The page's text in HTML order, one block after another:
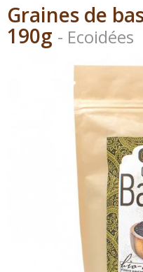
Graines de
190g - Ecoidées